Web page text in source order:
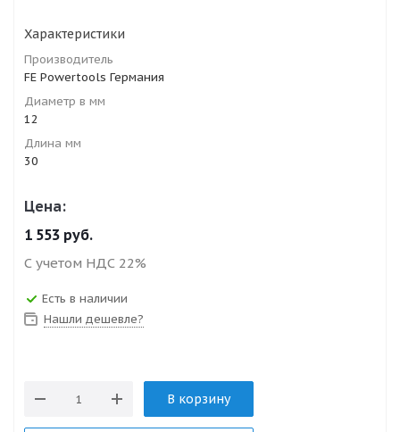
Характеристики
Производитель
FE Powertools Германия
Диаметр в мм
12
Длина мм
30
Цена:
1 553 руб.
С учетом НДС 22%
Есть в наличии
Нашли дешевле?
В корзину